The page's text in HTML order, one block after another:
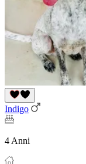
Indigo
4 Anni